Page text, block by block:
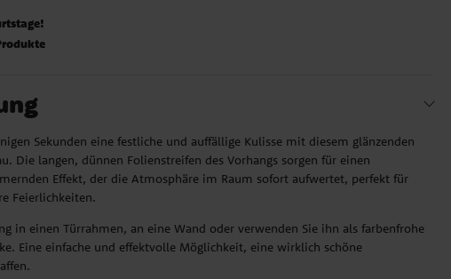
Sekunden eine festliche und auffällige Kulisse mit diesem glänzenden
Die langen, dünnen Folienstreifen des Vorhangs sorgen für einen
Effekt, der die Atmosphäre im Raum sofort aufwertet, perfekt für
Feierlichkeiten.
in einen Türrahmen, an eine Wand oder verwenden Sie ihn als farbenfrohe
Eine einfache und effektvolle Möglichkeit, eine wirklich schöne